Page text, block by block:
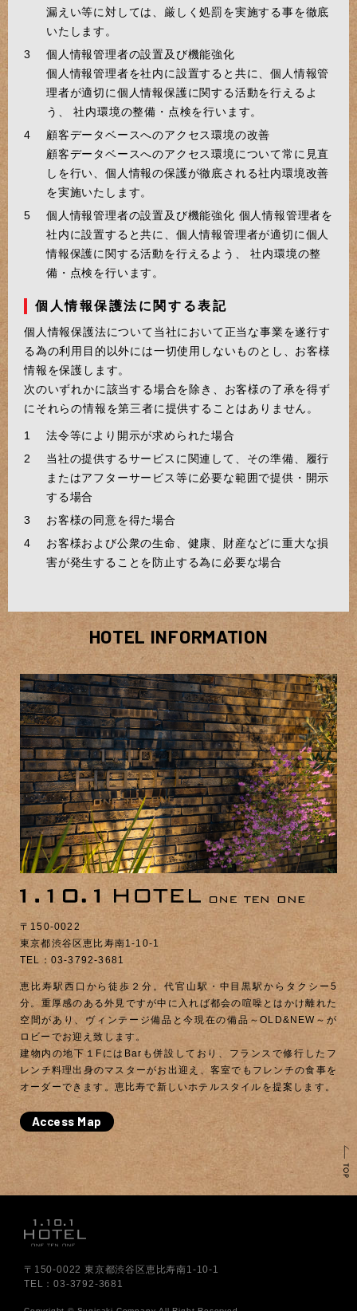
漏えい等に対しては、厳しく処罰を実施する事を徹底
いたします。
個人情報管理者の設置及び機能強化
個人情報管理者を社内に設置すると共に、個人情報管
理者が適切に個人情報保護に関する活動を行えるよ
う、 社内環境の整備・点検を行います。
顧客データベースへのアクセス環境の改善
顧客データベースへのアクセス環境について常に見直
しを行い、個人情報の保護が徹底される社内環境改善
を実施いたします。
個人情報管理者の設置及び機能強化 個人情報管理者を
社内に設置すると共に、個人情報管理者が適切に個人
情報保護に関する活動を行えるよう、 社内環境の整
備・点検を行います。
個人情報保護法に関する表記
個人情報保護法について当社において正当な事業を遂行す
る為の利用目的以外には一切使用しないものとし、お客様
情報を保護します。
次のいずれかに該当する場合を除き、お客様の了承を得ず
にそれらの情報を第三者に提供することはありません。
法令等により開示が求められた場合
当社の提供するサービスに関連して、その準備、履行
またはアフターサービス等に必要な範囲で提供・開示
する場合
お客様の同意を得た場合
お客様および公衆の生命、健康、財産などに重大な損
害が発生することを防止する為に必要な場合
HOTEL INFORMATION
〒150-0022
東京都渋谷区恵比寿南1-10-1
TEL：03-3792-3681
恵比寿駅西口から徒歩２分。代官山駅・中目黒駅からタクシー5
分。重厚感のある外見ですが中に入れば都会の喧噪とはかけ離れた
空間があり、ヴィンテージ備品と今現在の備品～OLD&NEW～が
ロビーでお迎え致します。
建物内の地下１FにはBarも併設しており、フランスで修行したフ
レンチ料理出身のマスターがお出迎え、客室でもフレンチの食事を
オーダーできます。恵比寿で新しいホテルスタイルを提案します。
Access Map
〒150-0022 東京都渋谷区恵比寿南1-10-1
TEL：03-3792-3681